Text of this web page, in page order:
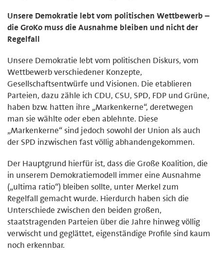
Unsere Demokratie lebt vom politischen Wettbewerb –
die GroKo muss die Ausnahme bleiben und nicht der
Regelfall
Unsere Demokratie lebt vom politischen Diskurs, vom
Wettbewerb verschiedener Konzepte,
Gesellschaftsentwürfe und Visionen. Die etablieren
Parteien, dazu zähle ich CDU, CSU, SPD, FDP und Grüne,
haben bzw. hatten ihre „Markenkerne“, deretwegen
man sie wählte oder eben ablehnte. Diese
„Markenkerne“ sind jedoch sowohl der Union als auch
der SPD inzwischen fast völlig abhandengekommen.
Der Hauptgrund hierfür ist, dass die Große Koalition, die
in unserem Demokratiemodell immer eine Ausnahme
(„ultima ratio“) bleiben sollte, unter Merkel zum
Regelfall gemacht wurde. Hierdurch haben sich die
Unterschiede zwischen den beiden großen,
staatstragenden Parteien über die Jahre hinweg völlig
verwischt und geglättet, eigenständige Profile sind kaum
noch erkennbar.